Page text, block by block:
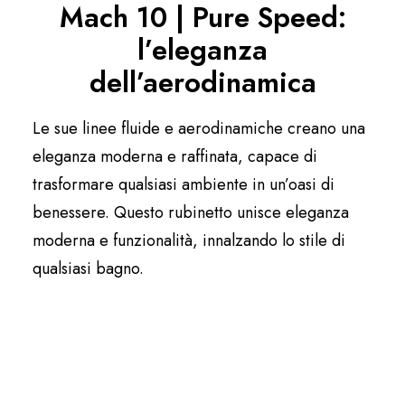
Italiano
Mach 10 | Pure Speed:
l’eleganza
dell’aerodinamica
Le sue linee fluide e aerodinamiche creano una
eleganza moderna e raffinata, capace di
trasformare qualsiasi ambiente in un’oasi di
benessere. Questo rubinetto unisce eleganza
moderna e funzionalità, innalzando lo stile di
qualsiasi bagno.